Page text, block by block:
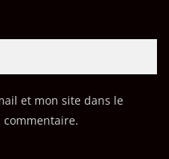
et mon site dans le